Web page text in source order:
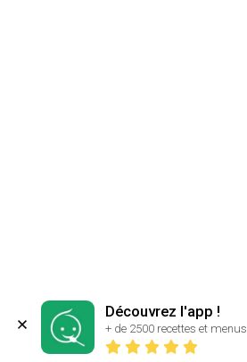
Découvrez l'app !
+ de 2500 recettes et menus